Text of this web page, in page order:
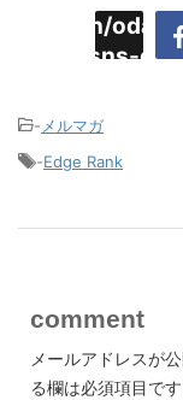
sns-
- メルマガ
-Edge Rank
comment
メールアドレスが
る欄は必須項目です